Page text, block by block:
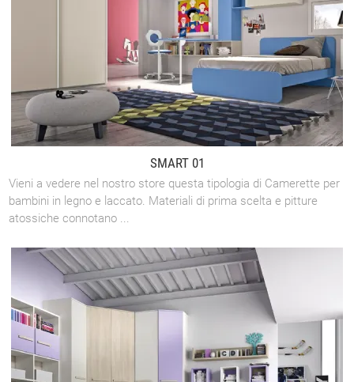
SMART 01
Vieni a vedere nel nostro store questa tipologia di Camerette per
bambini in legno e laccato. Materiali di prima scelta e pitture
atossiche connotano ...